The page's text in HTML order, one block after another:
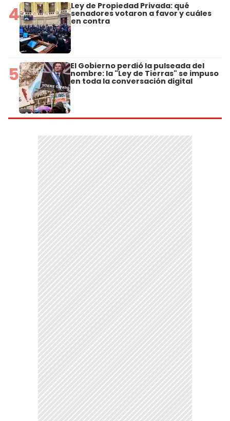
4 Ley de Propiedad Privada: qué
senadores votaron a favor y cuáles
en contra
5 El Gobierno perdió la pulseada del
nombre: la "Ley de Tierras" se impuso
en toda la conversación digital